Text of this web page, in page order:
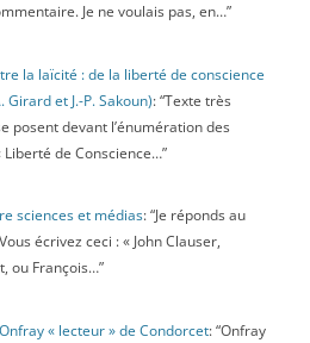
Je ne voulais pas, en…”
la laïcité : de la liberté de conscience
et J.-P. Sakoun): “Texte très
posent devant l’énumération des
de Conscience…”
sciences et médias: “Je réponds au
écrivez ceci : « John Clauser,
ou François…”
« lecteur » de Condorcet: “Onfray